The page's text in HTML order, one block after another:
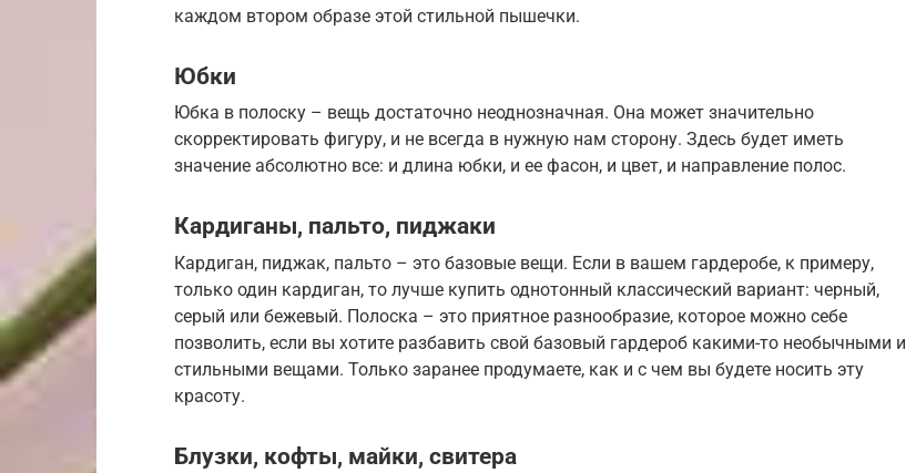
каждом втором образе этой стильной пышечки.
Юбки
Юбка в полоску – вещь достаточно неоднозначная. Она может значительно
скорректировать фигуру, и не всегда в нужную нам сторону. Здесь будет иметь
значение абсолютно все: и длина юбки, и ее фасон, и цвет, и направление полос.
Кардиганы, пальто, пиджаки
Кардиган, пиджак, пальто – это базовые вещи. Если в вашем гардеробе, к примеру,
только один кардиган, то лучше купить однотонный классический вариант: черный,
серый или бежевый. Полоска – это приятное разнообразие, которое можно себе
позволить, если вы хотите разбавить свой базовый гардероб какими-то необычными и
стильными вещами. Только заранее продумаете, как и с чем вы будете носить эту
красоту.
Блузки, кофты, майки, свитера